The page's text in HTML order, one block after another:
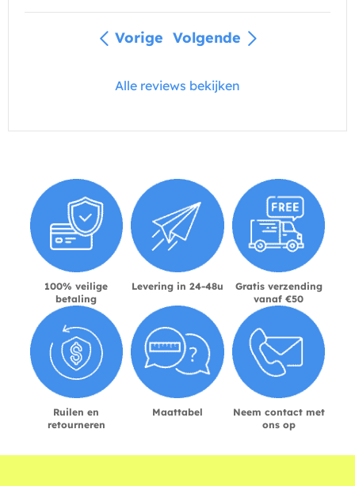
Vorige Volgende
Alle reviews bekijken
100% veilige
betaling
Levering in 24-48u
Gratis verzending
vanaf €50
Ruilen en
retourneren
Maattabel
Neem contact met
ons op